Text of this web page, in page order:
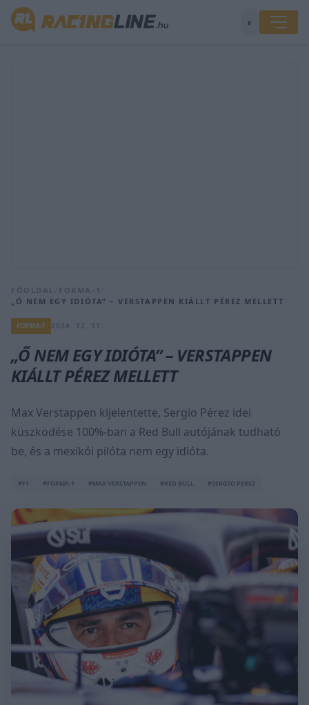
◐
FŐOLDAL FORMA-1
„Ő NEM EGY IDIÓTA” – VERSTAPPEN KIÁLLT PÉREZ MELLETT
FORMA-1
„Ő NEM EGY IDIÓTA” – VERSTAPPEN
KIÁLLT PÉREZ MELLETT
Max Verstappen kijelentette, Sergio Pérez idei
küszködése 100%-ban a Red Bull autójának tudható
be, és a mexikói pilóta nem egy idióta.
#F1 #FORMA-1 #MAX VERSTAPPEN #RED BULL #SERGIO PEREZ